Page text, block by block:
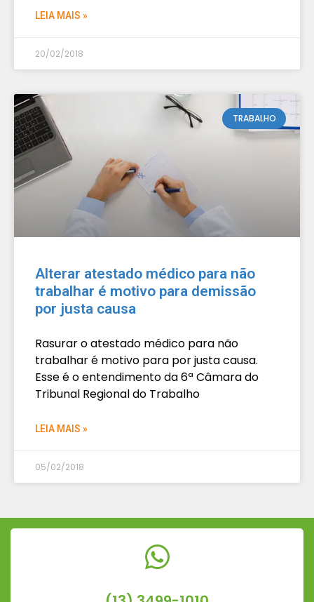
LEIA MAIS »
20/02/2018
TRABALHO
Alterar atestado médico para não
trabalhar é motivo para demissão
por justa causa
Rasurar o atestado médico para não
trabalhar é motivo para por justa causa.
Esse é o entendimento da 6ª Câmara do
Tribunal Regional do Trabalho
LEIA MAIS »
05/02/2018